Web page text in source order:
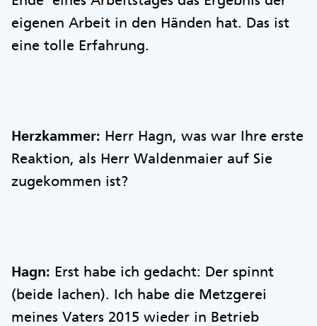
eigenen Arbeit in den Händen hat. Das ist
eine tolle Erfahrung.
Herzkammer: Herr Hagn, was war Ihre erste
Reaktion, als Herr Waldenmaier auf Sie
zugekommen ist?
Hagn: Erst habe ich gedacht: Der spinnt
(beide lachen). Ich habe die Metzgerei
meines Vaters 2015 wieder in Betrieb